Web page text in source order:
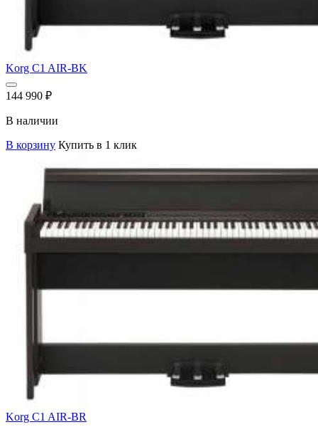
Korg C1 AIR-BK
144 990 ₽
В наличии
В корзину Купить в 1 клик
Korg C1 AIR-BR